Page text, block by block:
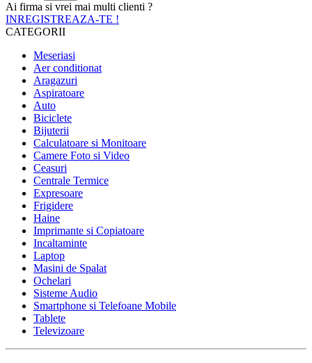
Ai firma si vrei mai multi clienti ?
INREGISTREAZA-TE !
CATEGORII
Meseriasi
Aer conditionat
Aragazuri
Aspiratoare
Auto
Biciclete
Bijuterii
Calculatoare si Monitoare
Camere Foto si Video
Ceasuri
Centrale Termice
Expresoare
Frigidere
Haine
Imprimante si Copiatoare
Incaltaminte
Laptop
Masini de Spalat
Ochelari
Sisteme Audio
Smartphone si Telefoane Mobile
Tablete
Televizoare